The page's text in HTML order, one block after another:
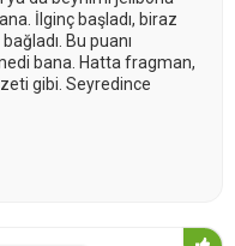
İlginç başladı, biraz
Bu puanı
bana. Hatta fragman,
gibi. Seyredince